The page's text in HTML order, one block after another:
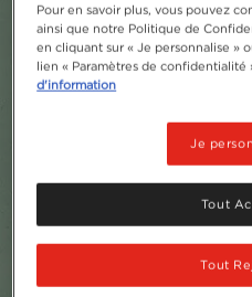
Pour en savoir plus, vous pouvez
ainsi que notre Politique de
en cliquant sur « Je personnalise »
lien « Paramètres de
d'information
Je
Tout
Tout